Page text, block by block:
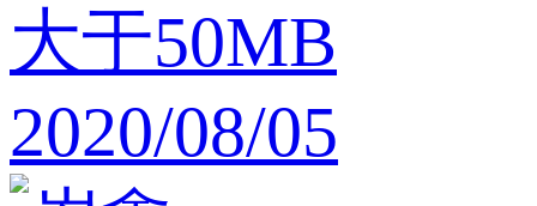
大于50MB
2020/08/05